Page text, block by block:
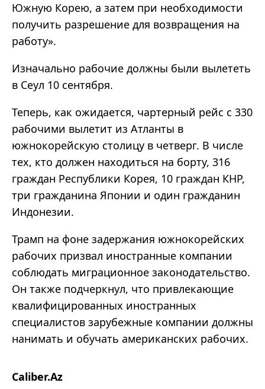
Южную Корею, а затем при необходимости
получить разрешение для возвращения на
работу».
Изначально рабочие должны были вылететь
в Сеул 10 сентября.
Теперь, как ожидается, чартерный рейс с 330
рабочими вылетит из Атланты в
южнокорейскую столицу в четверг. В числе
тех, кто должен находиться на борту, 316
граждан Республики Корея, 10 граждан КНР,
три гражданина Японии и один гражданин
Индонезии.
Трамп на фоне задержания южнокорейских
рабочих призвал иностранные компании
соблюдать миграционное законодательство.
Он также подчеркнул, что привлекающие
квалифицированных иностранных
специалистов зарубежные компании должны
нанимать и обучать американских рабочих.
Caliber.Az